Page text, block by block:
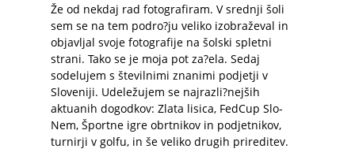
Že od nekdaj rad fotografiram. V srednji šoli
sem se na tem podro?ju veliko izobraževal in
objavljal svoje fotografije na šolski spletni
strani. Tako se je moja pot za?ela. Sedaj
sodelujem s številnimi znanimi podjetji v
Sloveniji. Udeležujem se najrazli?nejših
aktuanih dogodkov: Zlata lisica, FedCup Slo-
Nem, Športne igre obrtnikov in podjetnikov,
turnirji v golfu, in še veliko drugih prireditev.